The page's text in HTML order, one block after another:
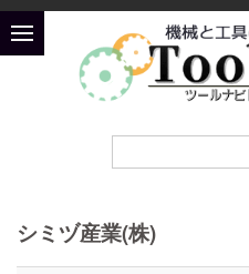
シミヅ産業(株)